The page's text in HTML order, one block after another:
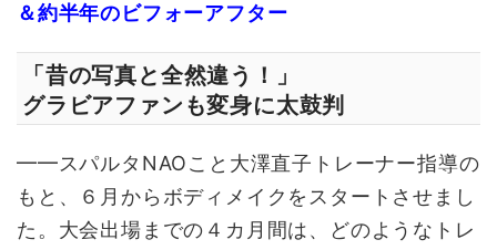
＆約半年のビフォーアフター
「昔の写真と全然違う！」
グラビアファンも変身に太鼓判
━━スパルタNAOこと大澤直子トレーナー指導の
もと、６月からボディメイクをスタートさせまし
た。大会出場までの４カ月間は、どのようなトレ